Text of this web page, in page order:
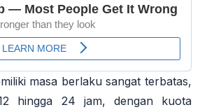
masa berlaku sangat terbatas,
hingga 24 jam, dengan kuota